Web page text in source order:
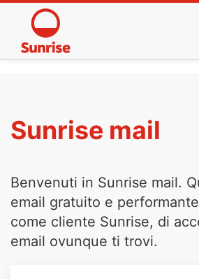
Sunrise mail
Benvenuti in Sunrise mail.
email gratuito e
come cliente Sunrise, di
email ovunque ti trovi.